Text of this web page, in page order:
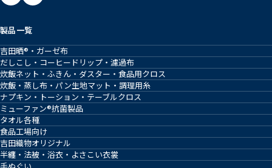
製品一覧
吉田晒®・ガーゼ布
だしこし・コーヒードリップ・濾過布
炊飯ネット・ふきん・ダスター・食品用クロス
炊飯・蒸し布・パン生地マット・調理用糸
ナプキン・トーション・テーブルクロス
ミューファン®抗菌製品
タオル各種
食品工場向け
吉田織物オリジナル
半纏・法被・浴衣・よさこい衣裳